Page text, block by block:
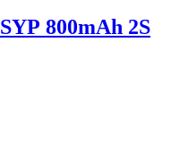
800mAh 2S